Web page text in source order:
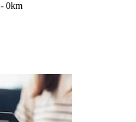
- 0km